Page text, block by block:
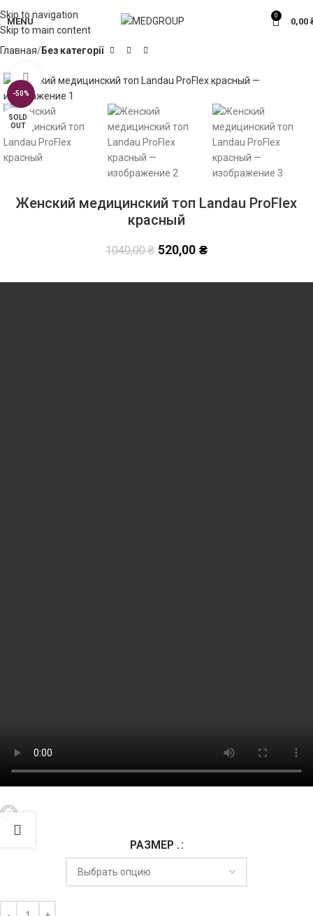
Skip to navigation
Skip to main content
MENU
0
0,00
Главная Без категорії
-50%
SOLD
OUT
Click to enlarge
Женский медицинский топ Landau ProFlex
красный
1040,00₴ 520,00 ₴
РАЗМЕР .Alternative: